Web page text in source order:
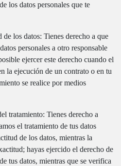
los datos personales que te
los datos: Tienes derecho a que
personales a otro responsable
ejercer este derecho cuando el
la ejecución de un contrato o en tu
se realice por medios
tratamiento: Tienes derecho a
el tratamiento de tus datos
de los datos, mientras la
hayas ejercido el derecho de
tus datos, mientras que se verifica